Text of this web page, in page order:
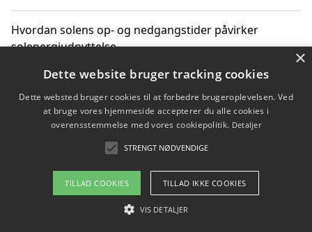
Hvordan solens op- og nedgangstider påvirker
solenergiudnyttelse
Hvordan du får svar på energispørgsmål om
vedvarende energikilder
Om / kontakt
Blog Betingelser
×
Dette website bruger tracking cookies
Dette websted bruger cookies til at forbedre brugeroplevelsen. Ved
at bruge vores hjemmeside accepterer du alle cookies i
overensstemmelse med vores cookiepolitik. Detaljer
STRENGT NØDVENDIGE
TILLAD COOKIES TILLAD IKKE COOKIES
VIS DETALJER